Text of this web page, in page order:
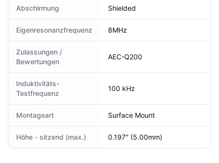
Abschirmung Shielded
Eigenresonanzfrequenz 8MHz
Zulassungen /
Bewertungen
AEC-Q200
Induktivitäts-
Testfrequenz
100 kHz
Montageart Surface Mount
Höhe - sitzend (max.) 0.197" (5.00mm)